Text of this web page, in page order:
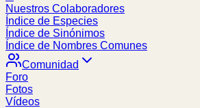
Nuestros Colaboradores
Índice de Especies
Índice de Sinónimos
Índice de Nombres Comunes
Comunidad
Foro
Fotos
Vídeos